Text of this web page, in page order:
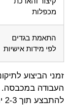
מכפלות
התאמת בגדים
לפי מידות אישיות
זמני הביצוע
העבודה במכבסה.